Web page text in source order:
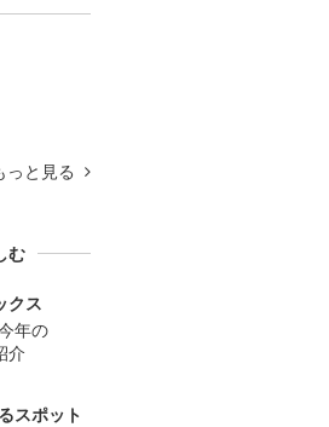
っと見る
む
クス
年の
介
スポット